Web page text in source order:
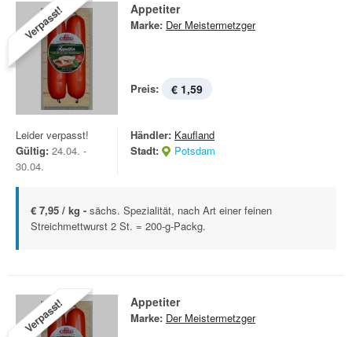
Verpasst! Appetiter
Marke: Der Meistermetzger
Preis: € 1,59
Leider verpasst!
Gültig: 24.04. -
30.04.
Händler: Kaufland
Stadt:
Potsdam
€ 7,95 / kg - sächs. Spezialität, nach Art einer feinen
Streichmettwurst 2 St. = 200-g-Packg.
Verpasst! Appetiter
Marke: Der Meistermetzger